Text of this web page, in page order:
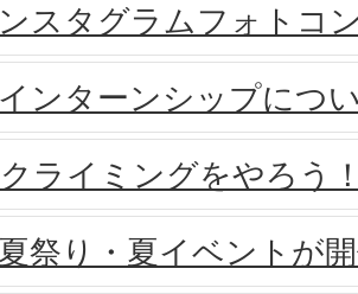
スタグラムフォトコ
ンターンシップにつ
ライミングをやろう
祭り・夏イベントが